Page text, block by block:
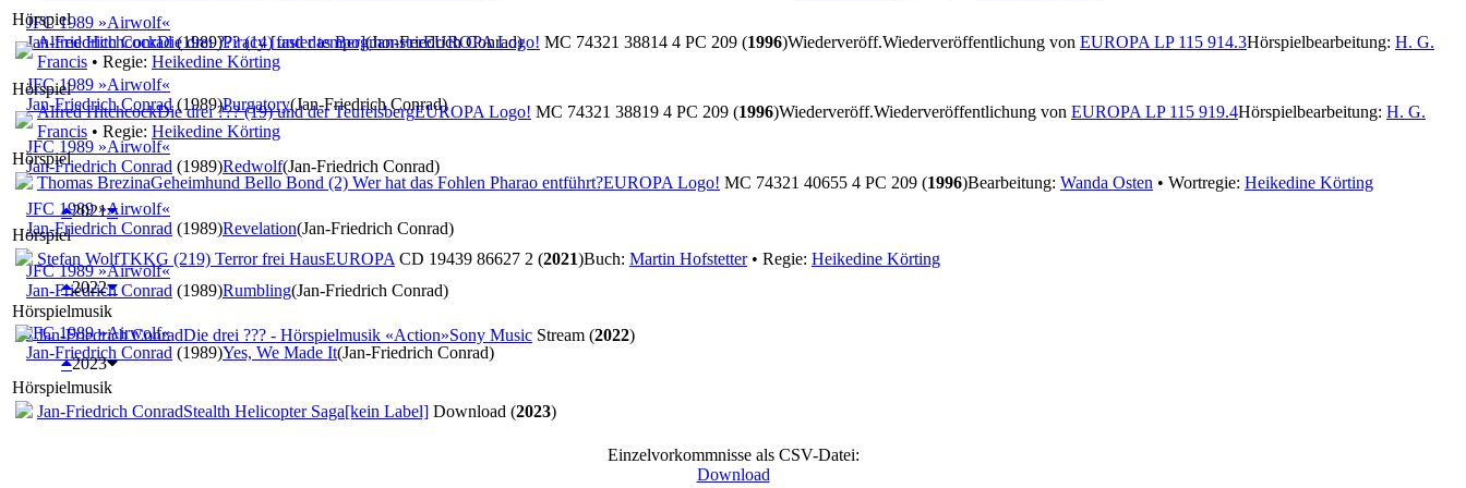
JFC 1989 »Airwolf«
Jan-Friedrich Conrad(1989)Piracy [faster tempo](Jan-Friedrich Conrad)
JFC 1989 »Airwolf«
Jan-Friedrich Conrad(1989)Purgatory(Jan-Friedrich Conrad)
JFC 1989 »Airwolf«
Jan-Friedrich Conrad (1989)Redwolf(Jan-Friedrich Conrad)
JFC 1989 »Airwolf«
Jan-Friedrich Conrad (1989)Revelation(Jan-Friedrich Conrad)
JFC 1989 »Airwolf«
Jan-Friedrich Conrad (1989)Rumbling(Jan-Friedrich Conrad)
JFC 1989 »Airwolf«
Jan-Friedrich Conrad (1989)Yes, We Made It(Jan-Friedrich Conrad)
Hörspiel
Alfred HitchcockDie drei ??? (14) und das BergmonsterEUROPA Logo! MC 74321 38814 4 PC 209 (1996)Wiederveröff.Wiederveröffentlichung von EUROPA LP 115 914.3Hörspielbearbeitung: H. G.
Francis • Regie: Heikedine Körting
Hörspiel
Alfred HitchcockDie drei ??? (19) und der TeufelsbergEUROPA Logo! MC 74321 38819 4 PC 209 (1996)Wiederveröff.Wiederveröffentlichung von EUROPA LP 115 919.4Hörspielbearbeitung: H. G.
Francis • Regie: Heikedine Körting
Hörspiel
Thomas BrezinaGeheimhund Bello Bond (2) Wer hat das Fohlen Pharao entführt?EUROPA Logo! MC 74321 40655 4 PC 209 (1996)Bearbeitung: Wanda Osten • Wortregie: Heikedine Körting
2021
Hörspiel
Stefan WolfTKKG (219) Terror frei HausEUROPA CD 19439 86627 2 (2021)Buch: Martin Hofstetter• Regie: Heikedine Körting
2022
Hörspielmusik
Jan-Friedrich ConradDie drei ??? - Hörspielmusik «Action»Sony Music Stream (2022)
2023
Hörspielmusik
Jan-Friedrich ConradStealth Helicopter Saga[kein Label] Download (2023)
Einzelvorkommnisse als CSV-Datei:
Download